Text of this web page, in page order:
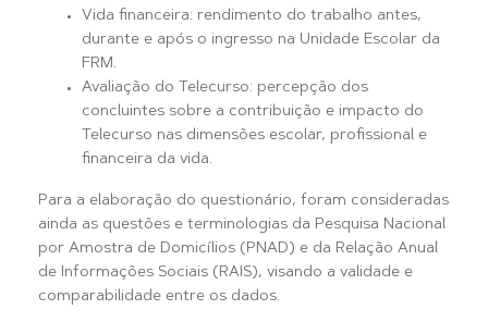
Vida financeira: rendimento do trabalho antes,
durante e após o ingresso na Unidade Escolar da
FRM.
Avaliação do Telecurso: percepção dos
concluintes sobre a contribuição e impacto do
Telecurso nas dimensões escolar, profissional e
financeira da vida.
Para a elaboração do questionário, foram consideradas
ainda as questões e terminologias da Pesquisa Nacional
por Amostra de Domicílios (PNAD) e da Relação Anual
de Informações Sociais (RAIS), visando a validade e
comparabilidade entre os dados.